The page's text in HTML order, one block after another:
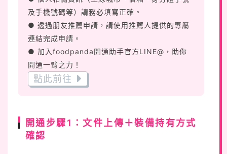
及手機號碼等）請務必填寫正確。
● 透過朋友推薦申請，請使用推薦人提供的專屬
連結完成申請。
● 加入foodpanda開通助手官方LINE@，助你
開通一臂之力！
點此前往
開通步驟1：文件上傳＋裝備持有方式
確認